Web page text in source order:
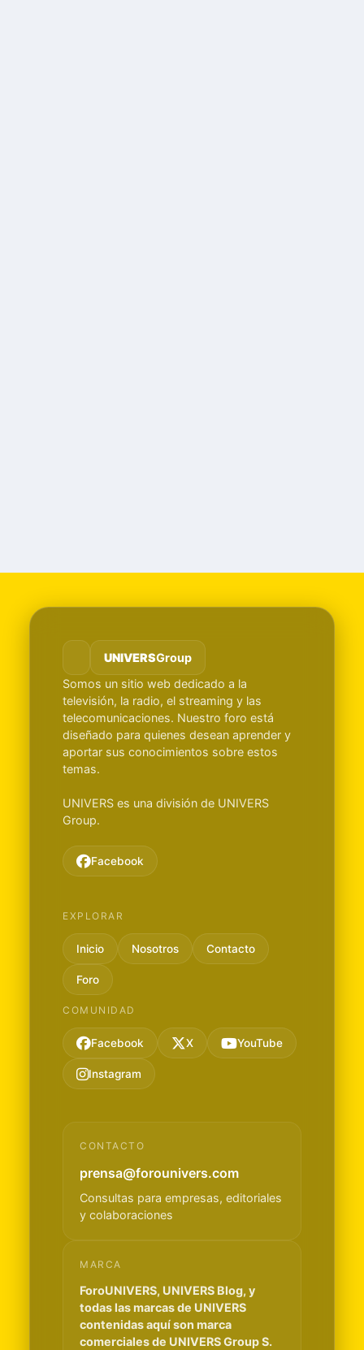
UNIVERSGroup
Somos un sitio web dedicado a la
televisión, la radio, el streaming y las
telecomunicaciones. Nuestro foro está
diseñado para quienes desean aprender y
aportar sus conocimientos sobre estos
temas.
UNIVERS es una división de UNIVERS
Group.
Facebook
EXPLORAR
Inicio Nosotros Contacto
Foro
COMUNIDAD
Facebook X YouTube
Instagram
CONTACTO
prensa@forounivers.com
Consultas para empresas, editoriales
y colaboraciones
MARCA
ForoUNIVERS, UNIVERS Blog, y
todas las marcas de UNIVERS
contenidas aquí son marca
comerciales de UNIVERS Group S.